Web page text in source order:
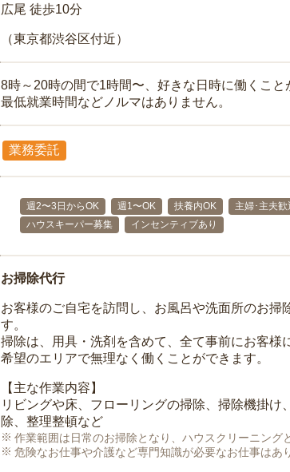
広尾 徒歩10分
（東京都渋谷区付近）
8時～20時の間で1時間〜、好きな日時に働くこ
最低就業時間などノルマはありません。
業務委託
週2〜3日からOK 週1〜OK 扶養内OK 主婦･主夫歓
ハウスキーパー募集
インセンティブあり
お掃除代行
お客様のご自宅を訪問し、お風呂や洗面所のお掃
す。
掃除は、用具・洗剤を含めて、全て事前にお客様
希望のエリアで無理なく働くことができます。
【主な作業内容】
リビングや床、フローリングの掃除、掃除機掛
除、整理整頓など
作業範囲は日常のお掃除となり、ハウスクリーニング
危険なお仕事や介護など専門知識が必要なお仕事はあ